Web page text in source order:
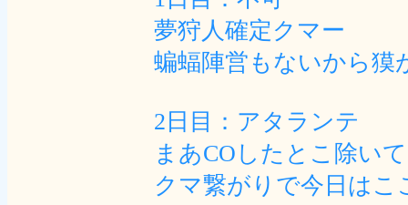
夢狩人確定クマー
蝙蝠陣営もないから獏
2日目：アタランテ
まあCOしたとこ除いて
クマ繋がりで今日はこ